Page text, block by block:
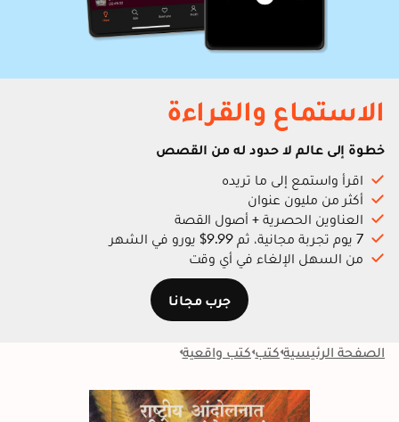
الاستماع والقراءة
خطوة إلى عالم لا حدود له من القصص
اقرأ واستمع إلى ما تريده
أكثر من مليون عنوان
العناوين الحصرية + أصول القصة
7 يوم تجربة مجانية، ثم 9.99$ يورو في الشهر
من السهل الإلغاء في أي وقت
جرب مجانا
الصفحة الرئيسية كتب كتب واقعية